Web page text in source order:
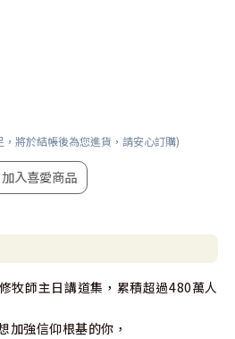
將於結帳後為您進貨，請安心訂購)
加入喜愛商品
牧師主日講道集，累積超過480萬人
加強信仰根基的你，